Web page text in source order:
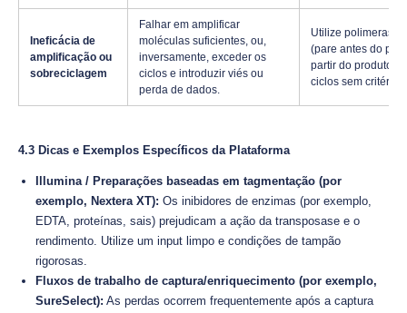
Ineficácia de
amplificação ou
sobreciclagem
Falhar em amplificar
moléculas suficientes, ou,
inversamente, exceder os
ciclos e introduzir viés ou
perda de dados.
Utilize
(pare antes do
partir do produto
ciclos sem critério.
4.3 Dicas e Exemplos Específicos da Plataforma
Illumina / Preparações baseadas em tagmentação (por
exemplo, Nextera XT): Os inibidores de enzimas (por exemplo,
EDTA, proteínas, sais) prejudicam a ação da transposase e o
rendimento. Utilize um input limpo e condições de tampão
rigorosas.
Fluxos de trabalho de captura/enriquecimento (por exemplo,
SureSelect): As perdas ocorrem frequentemente após a captura